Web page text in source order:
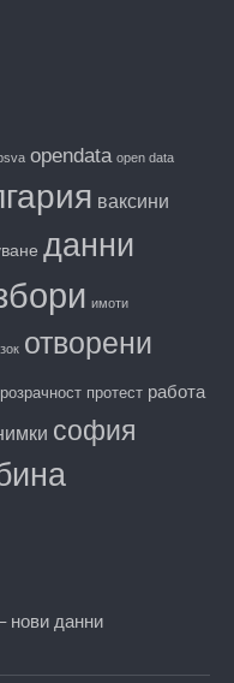
opendata open data
ваксини
данни
имоти
отворени
протест работа
софия
нови данни